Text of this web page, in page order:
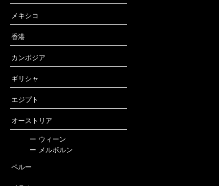
メキシコ
香港
カンボジア
ギリシャ
エジプト
オーストリア
ー ウィーン
ー
メルボルン
ペルー